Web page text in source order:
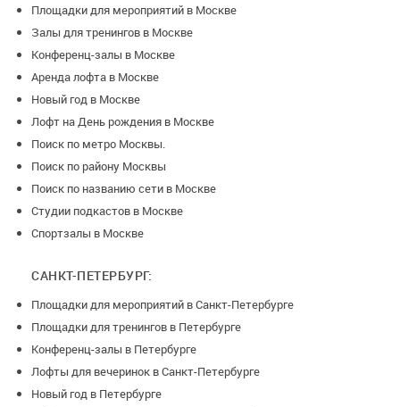
Площадки для мероприятий в Москве
Залы для тренингов в Москве
Конференц-залы в Москве
Аренда лофта в Москве
Новый год в Москве
Лофт на День рождения в Москве
Поиск по метро Москвы.
Поиск по району Москвы
Поиск по названию сети в Москве
Студии подкастов в Москве
Спортзалы в Москве
САНКТ-ПЕТЕРБУРГ:
Площадки для мероприятий в Санкт-Петербурге
Площадки для тренингов в Петербурге
Конференц-залы в Петербурге
Лофты для вечеринок в Санкт-Петербурге
Новый год в Петербурге